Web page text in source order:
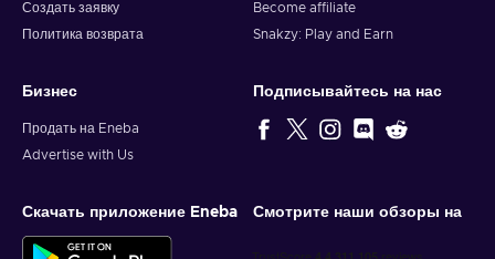
Создать заявку
Политика возврата
Become affiliate
Snakzy: Play and Earn
Бизнес
Продать на Eneba
Advertise with Us
Подписывайтесь на нас
Скачать приложение Eneba Смотрите наши обзоры на